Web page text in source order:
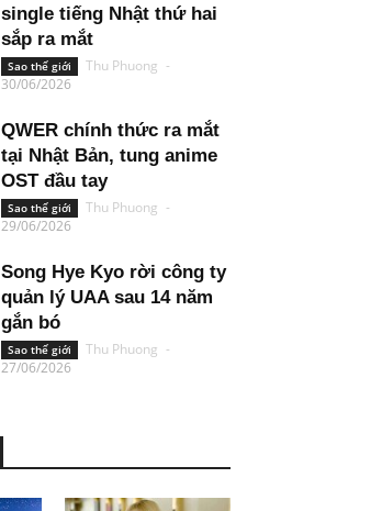
single tiếng Nhật thứ hai
sắp ra mắt
Sao thế giới Thu Phuong -
30/06/2026
QWER chính thức ra mắt
tại Nhật Bản, tung anime
OST đầu tay
Sao thế giới Thu Phuong -
29/06/2026
Song Hye Kyo rời công ty
quản lý UAA sau 14 năm
gắn bó
Sao thế giới Thu Phuong -
27/06/2026